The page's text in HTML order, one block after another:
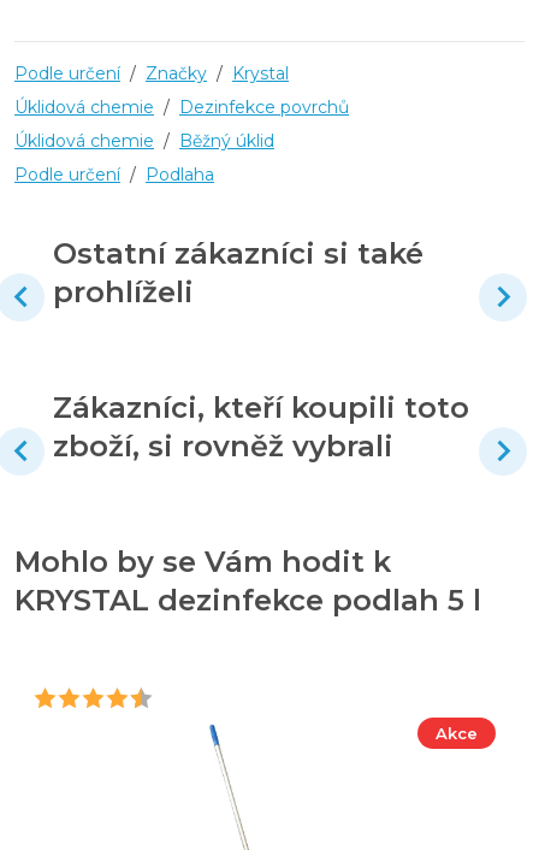
Podle určení / Značky / Krystal
Úklidová chemie / Dezinfekce povrchů
Úklidová chemie / Běžný úklid
Podle určení / Podlaha
Ostatní zákazníci si také
prohlíželi
Zákazníci, kteří koupili toto
zboží, si rovněž vybrali
Mohlo by se Vám hodit k
KRYSTAL dezinfekce podlah 5 l
Akce